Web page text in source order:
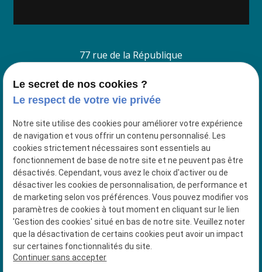
77 rue de la République
4 Place du Jeu de Paume
38200 VIENNE
04 74 56 92 91
Siret : 53018337500027
Plan du site
Mentions légales
Politique de confidentialité
Le secret de nos cookies ?
Le respect de votre vie privée
Notre site utilise des cookies pour améliorer votre expérience
de navigation et vous offrir un contenu personnalisé. Les
cookies strictement nécessaires sont essentiels au
fonctionnement de base de notre site et ne peuvent pas être
désactivés. Cependant, vous avez le choix d'activer ou de
désactiver les cookies de personnalisation, de performance et
de marketing selon vos préférences. Vous pouvez modifier vos
paramètres de cookies à tout moment en cliquant sur le lien
'Gestion des cookies' situé en bas de notre site. Veuillez noter
que la désactivation de certains cookies peut avoir un impact
sur certaines fonctionnalités du site.
Continuer sans accepter